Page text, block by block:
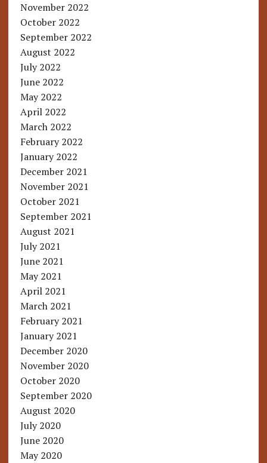
November 2022
October 2022
September 2022
August 2022
July 2022
June 2022
May 2022
April 2022
March 2022
February 2022
January 2022
December 2021
November 2021
October 2021
September 2021
August 2021
July 2021
June 2021
May 2021
April 2021
March 2021
February 2021
January 2021
December 2020
November 2020
October 2020
September 2020
August 2020
July 2020
June 2020
May 2020